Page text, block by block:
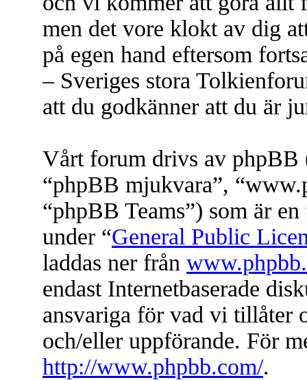
men det vore klokt av dig
på egen hand eftersom
– Sveriges stora
att du godkänner att du är
Vårt forum drivs av phpBB
“phpBB mjukvara”,
“phpBB Teams”) som är
under “General Public
laddas ner från
endast Internetbaserade
ansvariga för vad vi tillåter
och/eller uppförande. För
http://www.phpbb.com/.